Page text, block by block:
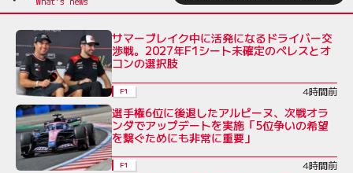
サマーブレイク中に活発になるドライバー交
渉戦。2027年F1シート未確定のペレスとオ
コンの選択肢
F1 4時間前
選手権6位に後退したアルピーヌ、次戦オラ
ンダでアップデートを実施「5位争いの希望
を繋ぐためにも非常に重要」
F1 4時間前